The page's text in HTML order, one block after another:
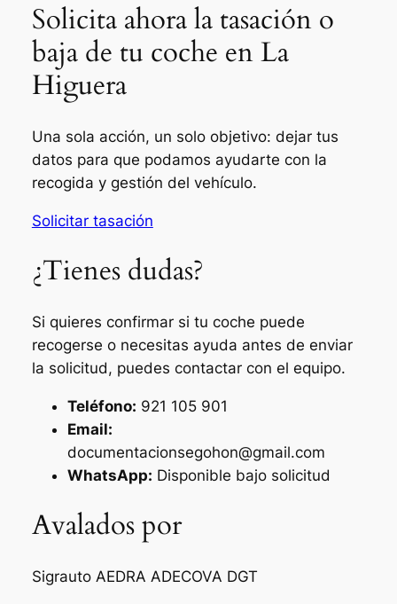
Solicita ahora la tasación o
baja de tu coche en La
Higuera
Una sola acción, un solo objetivo: dejar tus
datos para que podamos ayudarte con la
recogida y gestión del vehículo.
Solicitar tasación
¿Tienes dudas?
Si quieres confirmar si tu coche puede
recogerse o necesitas ayuda antes de enviar
la solicitud, puedes contactar con el equipo.
Teléfono: 921 105 901
Email:
documentacionsegohon@gmail.com
WhatsApp: Disponible bajo solicitud
Avalados por
Sigrauto AEDRA ADECOVA DGT